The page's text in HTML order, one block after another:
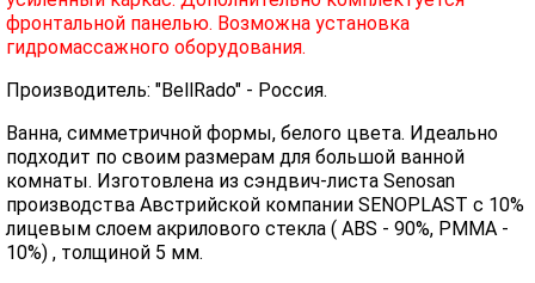
фронтальной панелью. Возможна установка
гидромассажного оборудования.
Производитель: "BellRado" - Россия.
Ванна, симметричной формы, белого цвета. Идеально
подходит по своим размерам для большой ванной
комнаты. Изготовлена из сэндвич-листа Senosan
производства Австрийской компании SENOPLAST c 10%
лицевым слоем акрилового стекла ( ABS - 90%, PMMA -
10%) , толщиной 5 мм.